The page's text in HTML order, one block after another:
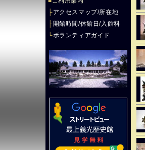
├アクセスマップ/所在地
├開館時間/休館日/入館料
└ボランティアガイド